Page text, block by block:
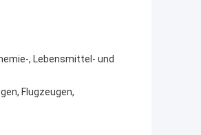
, Lebensmittel- und
Flugzeugen,